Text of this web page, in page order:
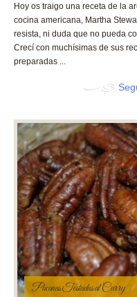
Hoy os traigo una receta de la
cocina americana, Martha
resista, ni duda que no pueda
Crecí con muchísimas de sus
preparadas ...
Pacanas Tostadas al Curry